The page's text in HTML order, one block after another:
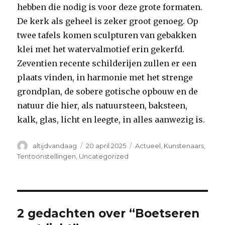
hebben die nodig is voor deze grote formaten.
De kerk als geheel is zeker groot genoeg. Op
twee tafels komen sculpturen van gebakken
klei met het watervalmotief erin gekerfd.
Zeventien recente schilderijen zullen er een
plaats vinden, in harmonie met het strenge
grondplan, de sobere gotische opbouw en de
natuur die hier, als natuursteen, baksteen,
kalk, glas, licht en leegte, in alles aanwezig is.
Auteur
altijdvandaag
Geplaatst
op
20 april 2025 Categorieën
Actueel Kunstenaars
Tentoonstellingen Uncategorized
2 gedachten over “Boetseren